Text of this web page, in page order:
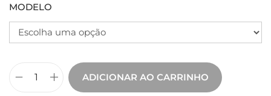
MODELO
ADICIONAR AO CARRINHO